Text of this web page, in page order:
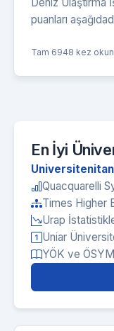
puanları
Tam 6948 kez
En İyi
Quacquarelli
Times Higher
Urap
Uniar
YÖK ve